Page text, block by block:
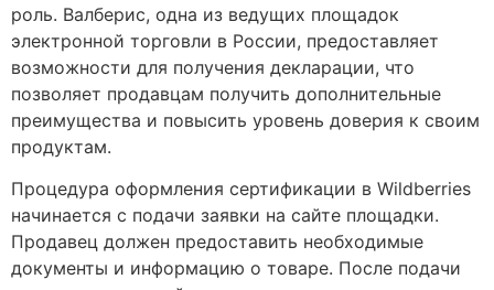
роль. Валберис, одна из ведущих площадок
электронной торговли в России, предоставляет
возможности для получения декларации, что
позволяет продавцам получить дополнительные
преимущества и повысить уровень доверия к своим
продуктам.
Процедура оформления сертификации в Wildberries
начинается с подачи заявки на сайте площадки.
Продавец должен предоставить необходимые
документы и информацию о товаре. После подачи